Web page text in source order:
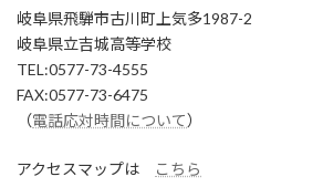
岐阜県飛騨市古川町上気多1987-2
岐阜県立吉城高等学校
TEL:0577-73-4555
FAX:0577-73-6475
（電話応対時間について）
アクセスマップは こちら